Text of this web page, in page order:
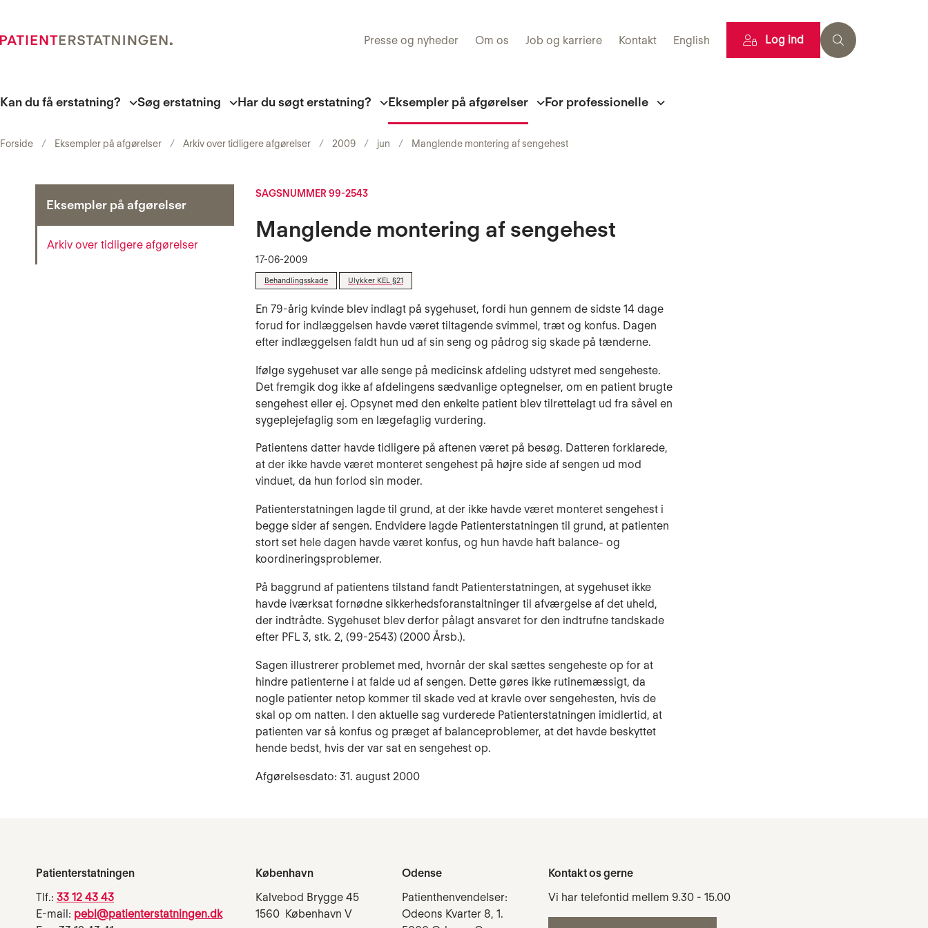
Presse og nyheder Om os Job og karriere Kontakt English Log ind
Kan du få erstatning? Søg erstatning Har du søgt erstatning? Eksempler på afgørelser For professionelle
Forside Eksempler på afgørelser Arkiv over tidligere afgørelser 2009 jun Manglende montering af sengehest
Eksempler på afgørelser
Arkiv over tidligere afgørelser
SAGSNUMMER 99-2543
Manglende montering af sengehest
17-06-2009
Behandlingsskade Ulykker KEL §21
En 79-årig kvinde blev indlagt på sygehuset, fordi hun gennem de sidste 14 dage
forud for indlæggelsen havde været tiltagende svimmel, træt og konfus. Dagen
efter indlæggelsen faldt hun ud af sin seng og pådrog sig skade på tænderne.
Ifølge sygehuset var alle senge på medicinsk afdeling udstyret med sengeheste.
Det fremgik dog ikke af afdelingens sædvanlige optegnelser, om en patient brugte
sengehest eller ej. Opsynet med den enkelte patient blev tilrettelagt ud fra såvel en
sygeplejefaglig som en lægefaglig vurdering.
Patientens datter havde tidligere på aftenen været på besøg. Datteren forklarede,
at der ikke havde været monteret sengehest på højre side af sengen ud mod
vinduet, da hun forlod sin moder.
Patienterstatningen lagde til grund, at der ikke havde været monteret sengehest i
begge sider af sengen. Endvidere lagde Patienterstatningen til grund, at patienten
stort set hele dagen havde været konfus, og hun havde haft balance- og
koordineringsproblemer.
På baggrund af patientens tilstand fandt Patienterstatningen, at sygehuset ikke
havde iværksat fornødne sikkerhedsforanstaltninger til afværgelse af det uheld,
der indtrådte. Sygehuset blev derfor pålagt ansvaret for den indtrufne tandskade
efter PFL 3, stk. 2, (99-2543) (2000 Årsb.).
Sagen illustrerer problemet med, hvornår der skal sættes sengeheste op for at
hindre patienterne i at falde ud af sengen. Dette gøres ikke rutinemæssigt, da
nogle patienter netop kommer til skade ved at kravle over sengehesten, hvis de
skal op om natten. I den aktuelle sag vurderede Patienterstatningen imidlertid, at
patienten var så konfus og præget af balanceproblemer, at det havde beskyttet
hende bedst, hvis der var sat en sengehest op.
Afgørelsesdato: 31. august 2000
Patienterstatningen
Tlf.: 33 12 43 43
E-mail: pebl@patienterstatningen.dk
København
Kalvebod Brygge 45
1560 København V
Odense
Patienthenvendelser:
Odeons Kvarter 8, 1.
Kontakt os gerne
Vi har telefontid mellem 9.30 - 15.00